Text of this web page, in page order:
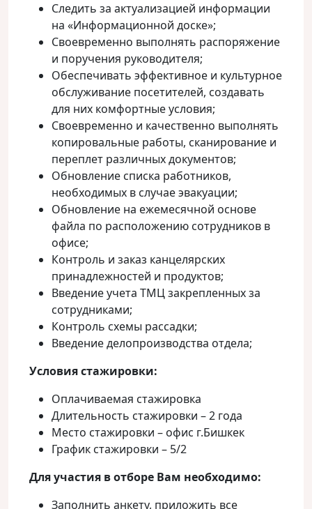
Следить за актуализацией информации
на «Информационной доске»;
Своевременно выполнять распоряжение
и поручения руководителя;
Обеспечивать эффективное и культурное
обслуживание посетителей, создавать
для них комфортные условия;
Своевременно и качественно выполнять
копировальные работы, сканирование и
переплет различных документов;
Обновление списка работников,
необходимых в случае эвакуации;
Обновление на ежемесячной основе
файла по расположению сотрудников в
офисе;
Контроль и заказ канцелярских
принадлежностей и продуктов;
Введение учета ТМЦ закрепленных за
сотрудниками;
Контроль схемы рассадки;
Введение делопроизводства отдела;
Условия стажировки:
Оплачиваемая стажировка
Длительность стажировки – 2 года
Место стажировки – офис г.Бишкек
График стажировки – 5/2
Для участия в отборе Вам необходимо:
Заполнить анкету, приложить все